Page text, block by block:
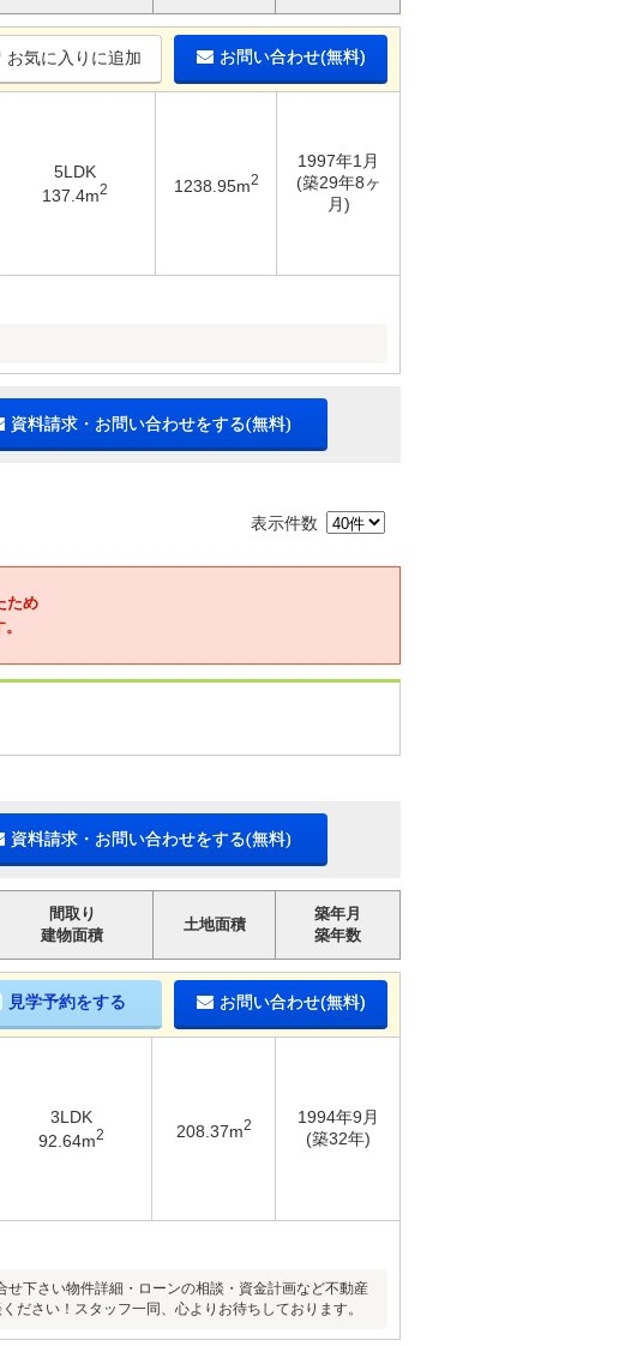
お気に入りに追加 お問い合わせ(無料)
5LDK
137.4m2 1238.95m2
1997年1月
(築29年8ヶ
月)
資料請求・お問い合わせをする(無料)
表示件数
ため
資料請求・お問い合わせをする(無料)
間取り
建物面積
土地面積
築年月
築年数
見学予約をする お問い合わせ(無料)
3LDK
92.64m2 208.37m2
1994年9月
(築32年)
せ下さい物件詳細・ローンの相談・資金計画など不動産
ださい！スタッフ一同、心よりお待ちしております。